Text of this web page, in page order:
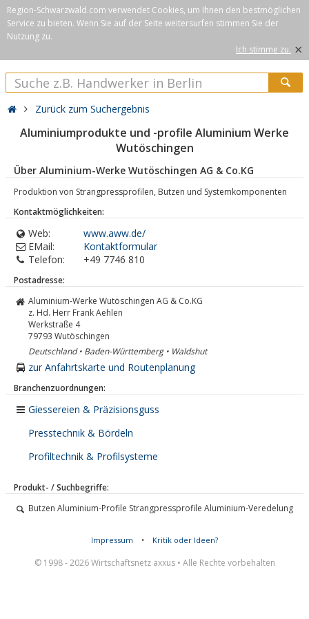
Region-Schwarzwald.com verwendet Cookies, um Ihnen den bestmöglichen
Service zu bieten. Wenn Sie auf der Seite weitersurfen stimmen Sie der
Nutzung zu.
Ich stimme zu. ×
Zurück zum Suchergebnis
Aluminiumprodukte und -profile Aluminium Werke
Wutöschingen
Über Aluminium-Werke Wutöschingen AG & Co.KG
Produktion von Strangpressprofilen, Butzen und Systemkomponenten
Kontaktmöglichkeiten:
Web:
www.aww.de/
EMail:
Kontaktformular
Telefon:
+49 7746 810
Postadresse:
Aluminium-Werke Wutöschingen AG & Co.KG
z. Hd. Herr Frank Aehlen
Werkstraße 4
79793 Wutöschingen
Deutschland • Baden-Württemberg • Waldshut
zur Anfahrtskarte und Routenplanung
Branchenzuordnungen:
Giessereien & Präzisionsguss
Presstechnik & Bördeln
Profiltechnik & Profilsysteme
Produkt- / Suchbegriffe:
Butzen Aluminium-Profile Strangpressprofile Aluminium-Veredelung
Impressum • Kritik oder Ideen?
© 1998 - 2026 Wirtschaftsnetz axxus • Alle Rechte vorbehalten